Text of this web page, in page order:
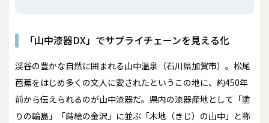
「山中漆器DX」でサプライチェーンを見える化
渓谷の豊かな自然に囲まれる山中温泉（石川県加賀市）。松尾
芭蕉をはじめ多くの文人に愛されたというこの地に、約450年
前から伝えられるのが山中漆器だ。県内の漆器産地として「塗
りの輪島」「蒔絵の金沢」に並ぶ「木地（きじ）の山中」と称